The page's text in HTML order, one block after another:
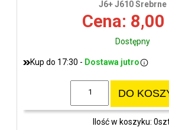
J6+ J610 Srebrne
Cena: 8,00
Dostępny
Kup do 17:30 - Dostawa jutro
DO
Ilość w koszyku: